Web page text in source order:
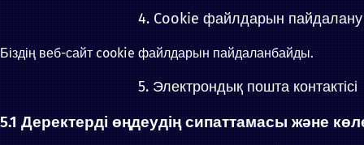
4. Cookie файлдарын пайдалану
Біздің веб-сайт cookie файлдарын пайдаланбайды.
5. Электрондық пошта контактісі
5.1 Деректерді өңдеудің сипаттамасы және